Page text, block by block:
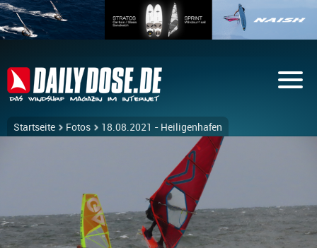
Startseite Fotos 18.08.2021 - Heiligenhafen